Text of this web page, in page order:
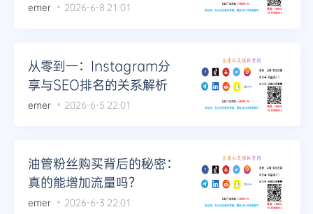
emer 2026-6-8 21:01
从零到一：Instagram分
享与SEO排名的关系解析
emer 2026-6-5 22:01
油管粉丝购买背后的秘密：
真的能增加流量吗？
emer 2026-6-3 22:01